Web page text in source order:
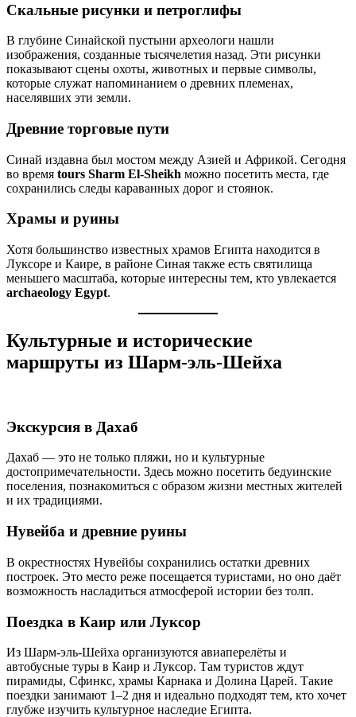
Скальные рисунки и петроглифы
В глубине Синайской пустыни археологи нашли
изображения, созданные тысячелетия назад. Эти рисунки
показывают сцены охоты, животных и первые символы,
которые служат напоминанием о древних племенах,
населявших эти земли.
Древние торговые пути
Синай издавна был мостом между Азией и Африкой. Сегодня
во время tours Sharm El-Sheikh можно посетить места, где
сохранились следы караванных дорог и стоянок.
Храмы и руины
Хотя большинство известных храмов Египта находится в
Луксоре и Каире, в районе Синая также есть святилища
меньшего масштаба, которые интересны тем, кто увлекается
archaeology Egypt.
Культурные и исторические
маршруты из Шарм-эль-Шейха
Экскурсия в Дахаб
Дахаб — это не только пляжи, но и культурные
достопримечательности. Здесь можно посетить бедуинские
поселения, познакомиться с образом жизни местных жителей
и их традициями.
Нувейба и древние руины
В окрестностях Нувейбы сохранились остатки древних
построек. Это место реже посещается туристами, но оно даёт
возможность насладиться атмосферой истории без толп.
Поездка в Каир или Луксор
Из Шарм-эль-Шейха организуются авиаперелёты и
автобусные туры в Каир и Луксор. Там туристов ждут
пирамиды, Сфинкс, храмы Карнака и Долина Царей. Такие
поездки занимают 1–2 дня и идеально подходят тем, кто хочет
глубже изучить культурное наследие Египта.